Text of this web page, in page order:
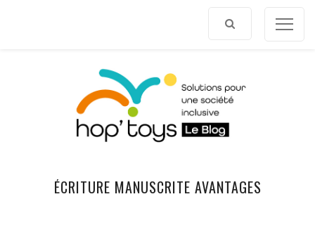
ÉCRITURE MANUSCRITE AVANTAGES